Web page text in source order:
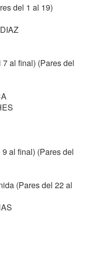
del 1 al 19)
al final) (Pares del
al final) (Pares del
(Pares del 22 al